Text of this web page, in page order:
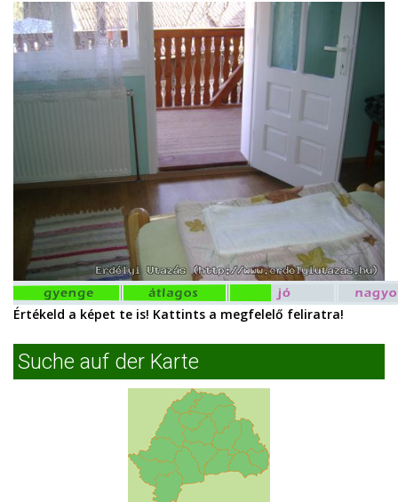
Értékeld a képet te is! Kattints a megfelelő feliratra!
Suche auf der Karte